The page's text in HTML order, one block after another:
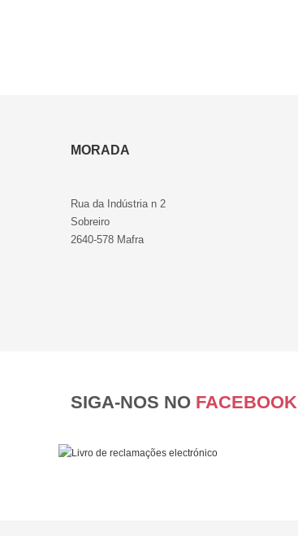
MORADA
Rua da Indústria n 2
Sobreiro
2640-578 Mafra
SIGA-NOS NO FACEBOOK